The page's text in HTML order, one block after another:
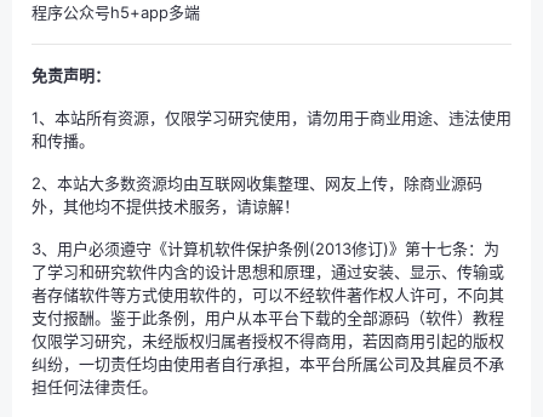
程序公众号h5+app多端
免责声明：
1、本站所有资源，仅限学习研究使用，请勿用于商业用途、违法使用
和传播。
2、本站大多数资源均由互联网收集整理、网友上传，除商业源码
外，其他均不提供技术服务，请谅解！
3、用户必须遵守《计算机软件保护条例(2013修订)》第十七条：为
了学习和研究软件内含的设计思想和原理，通过安装、显示、传输或
者存储软件等方式使用软件的，可以不经软件著作权人许可，不向其
支付报酬。鉴于此条例，用户从本平台下载的全部源码（软件）教程
仅限学习研究，未经版权归属者授权不得商用，若因商用引起的版权
纠纷，一切责任均由使用者自行承担，本平台所属公司及其雇员不承
担任何法律责任。